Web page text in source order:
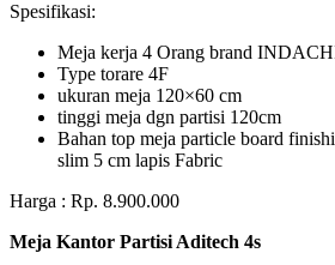
Spesifikasi:
Meja kerja 4 Orang brand
Type torare 4F
ukuran meja 120×60 cm
tinggi meja dgn partisi 120cm
Bahan top meja particle board
slim 5 cm lapis Fabric
Harga : Rp. 8.900.000
Meja Kantor Partisi Aditech 4s